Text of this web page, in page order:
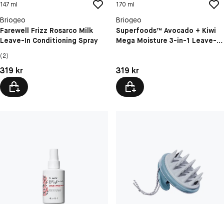
147 ml
Briogeo
Farewell Frizz Rosarco Milk
Leave-In Conditioning Spray
(2)
Pris: 319 kr
319 kr
170 ml
Briogeo
Superfoods™ Avocado + Kiwi
Mega Moisture 3-in-1 Leave-In
Pris: 319 kr
319 kr